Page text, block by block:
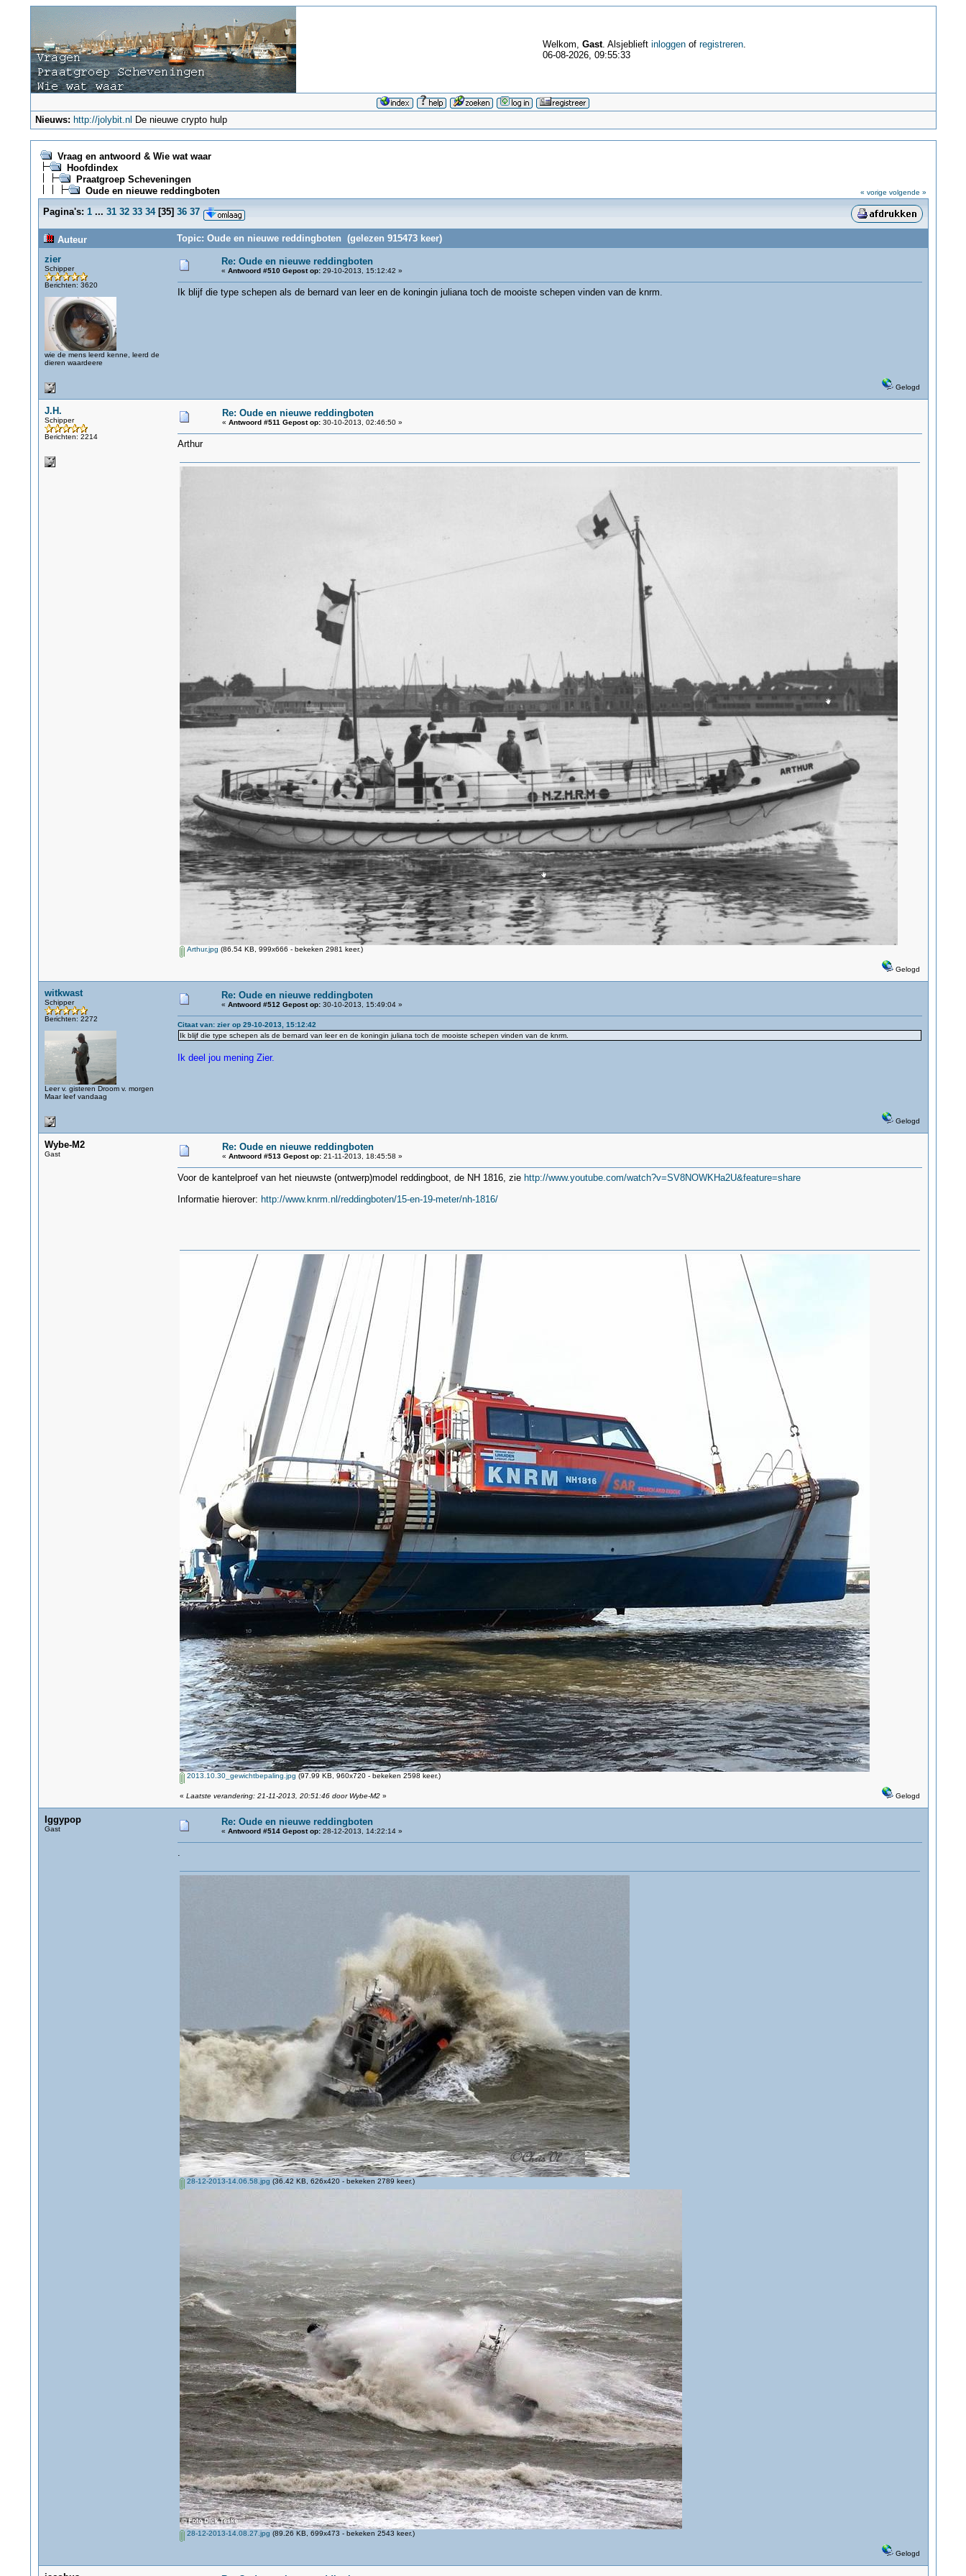
Welkom, Gast. Alsjeblieft inloggenof registreren.
06-08-2026, 09:55:33
Nieuws: http://jolybit.nl De nieuwe crypto hulp
Vraag en antwoord & Wie wat waar
Hoofdindex
Praatgroep Scheveningen
Oude en nieuwe reddingboten
« vorige volgende »
Pagina's: 1 ... 31 32 33 34[35] 36 37
Auteur
Topic: Oude en nieuwe reddingboten (gelezen 915473 keer)
zier
Schipper
Berichten: 3620
wie de mens leerd kenne, leerd de
dieren waardeere
Re: Oude en nieuwe reddingboten
« Antwoord #510 Gepost op:29-10-2013, 15:12:42 »
Ik blijf die type schepen als de bernard van leer en de koningin juliana toch de mooiste schepen vinden van de knrm.
Gelogd
J.H.
Schipper
Berichten: 2214
Re: Oude en nieuwe reddingboten
« Antwoord #511 Gepost op:30-10-2013, 02:46:50 »
Arthur
Arthur.jpg (86.54 KB, 999x666 - bekeken 2981 keer.)
Gelogd
witkwast
Schipper
Berichten: 2272
Leer v. gisteren Droom v. morgen
Maar leef vandaag
Re: Oude en nieuwe reddingboten
« Antwoord #512 Gepost op:30-10-2013, 15:49:04 »
Citaat van: zier op 29-10-2013, 15:12:42
Ik blijf die type schepen als de bernard van leer en de koningin juliana toch de mooiste schepen vinden van de knrm.
Ik deel jou mening Zier.
Gelogd
Wybe-M2
Gast
Re: Oude en nieuwe reddingboten
« Antwoord #513 Gepost op:21-11-2013, 18:45:58 »
Voor de kantelproef van het nieuwste (ontwerp)model reddingboot, de NH 1816, zie http://www.youtube.com/watch?v=SV8NOWKHa2U&feature=share
Informatie hierover: http://www.knrm.nl/reddingboten/15-en-19-meter/nh-1816/
2013.10.30_gewichtbepaling.jpg (97.99 KB, 960x720 - bekeken 2598 keer.)
« Laatste verandering: 21-11-2013, 20:51:46 door Wybe-M2» Gelogd
Iggypop
Gast
Re: Oude en nieuwe reddingboten
« Antwoord #514 Gepost op:28-12-2013, 14:22:14 »
.
28-12-2013-14.06.58.jpg (36.42 KB, 626x420 - bekeken 2789 keer.)
28-12-2013-14.08.27.jpg (89.26 KB, 699x473 - bekeken 2543 keer.)
Gelogd